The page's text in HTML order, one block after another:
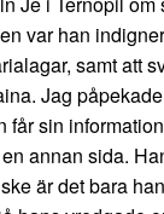
var han
samt att
Jag
får sin
annan sida.
är det bara